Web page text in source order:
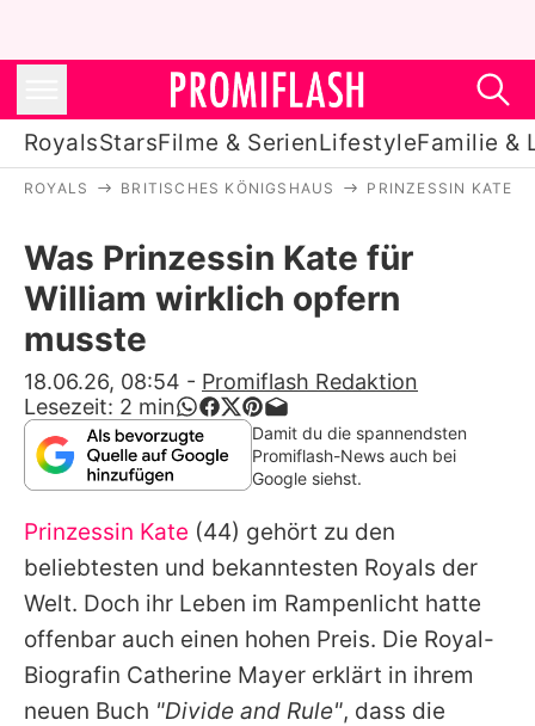
RoyalsStarsFilme & SerienLifestyleFamilie &
Stars
Filme & Serien
Lifestyle
Familie & Liebe
Promiflash Exklusiv
Alle Themen auf Promiflash
Jobs
App runterladen
Team
ROYALS BRITISCHES KÖNIGSHAUS PRINZESSIN KATE
Was Prinzessin Kate für
William wirklich opfern
musste
18.06.26, 08:54 - Promiflash Redaktion
Lesezeit: 2 min
Damit du die spannendsten
Promiflash-News auch bei
Google siehst.
Prinzessin Kate (44) gehört zu den
beliebtesten und bekanntesten Royals der
Welt. Doch ihr Leben im Rampenlicht hatte
offenbar auch einen hohen Preis. Die Royal-
Biografin Catherine Mayer erklärt in ihrem
neuen Buch "Divide and Rule", dass die